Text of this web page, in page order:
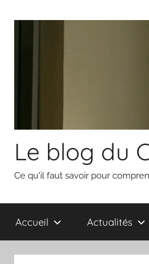
Le blog du
Ce qu'il faut savoir pour
Accueil Actualités